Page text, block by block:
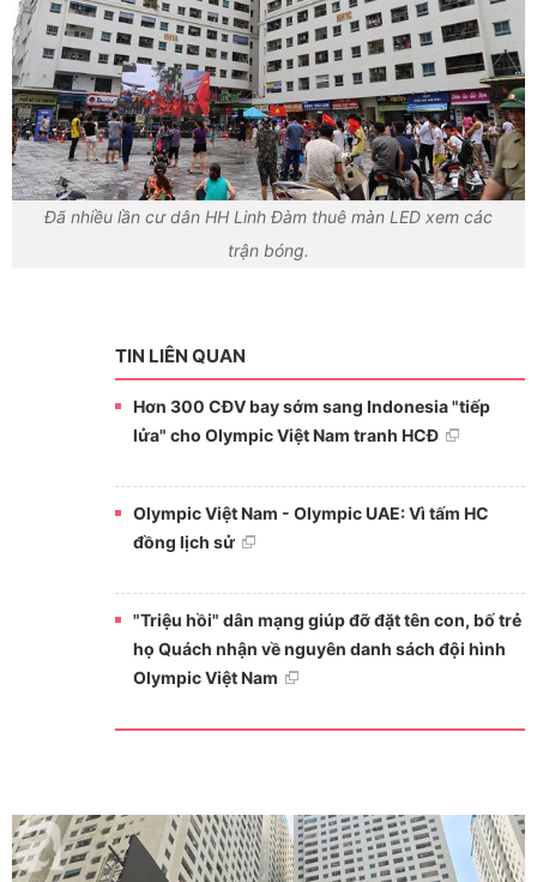
Đã nhiều lần cư dân HH Linh Đàm thuê màn LED xem các
trận bóng.
TIN LIÊN QUAN
Hơn 300 CĐV bay sớm sang Indonesia "tiếp
lửa" cho Olympic Việt Nam tranh HCĐ
Olympic Việt Nam - Olympic UAE: Vì tấm HC
đồng lịch sử
"Triệu hồi" dân mạng giúp đỡ đặt tên con, bố trẻ
họ Quách nhận về nguyên danh sách đội hình
Olympic Việt Nam